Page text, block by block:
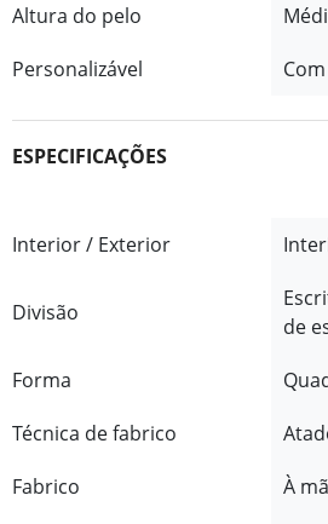
Altura do pelo
Personalizável
ESPECIFICAÇÕES
Interior / Exterior
Divisão
de
Forma
Técnica de fabrico
Fabrico
À